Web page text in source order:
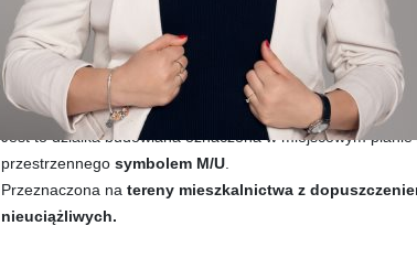
OPIS OFERTY:
Oferujemy na sprzedaż nieruchomość gruntową
powierzchni 1120 m2, położoną w spokojnej części
Jest to działka budowlana oznaczona w miejscowym
przestrzennego symbolem M/U.
Przeznaczona na tereny mieszkalnictwa z
nieuciążliwych.